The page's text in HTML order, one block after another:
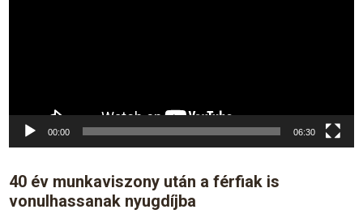
00:00 06:30
40 év munkaviszony után a férfiak is
vonulhassanak nyugdíjba